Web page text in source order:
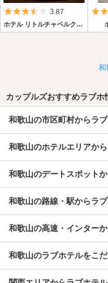
5つ星のうち3.5
3.87
ホテル リトルチャペルクリスマス 和歌山
和
カップルズおすすめラブホ
和歌山の市区町村からラ
和歌山のホテルエリアか
和歌山のデートスポット
和歌山の路線・駅からラ
和歌山の高速・インター
和歌山のラブホテルをこ